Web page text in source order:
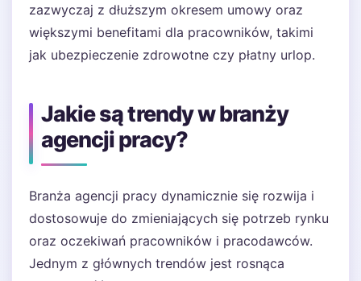
zazwyczaj z dłuższym okresem umowy oraz
większymi benefitami dla pracowników, takimi
jak ubezpieczenie zdrowotne czy płatny urlop.
Jakie są trendy w branży
agencji pracy?
Branża agencji pracy dynamicznie się rozwija i
dostosowuje do zmieniających się potrzeb rynku
oraz oczekiwań pracowników i pracodawców.
Jednym z głównych trendów jest rosnąca